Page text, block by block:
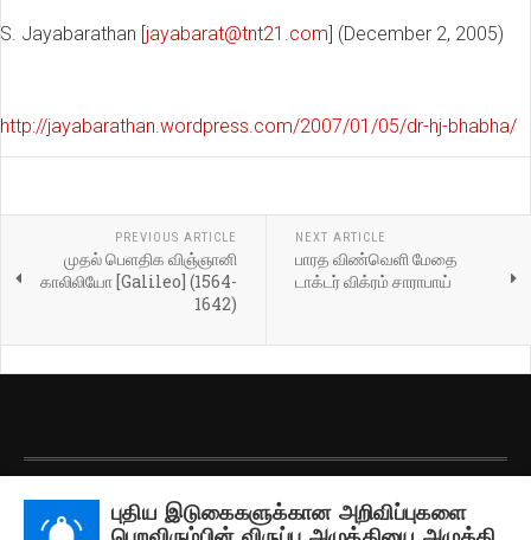
S. Jayabarathan [jayabarat@tnt21.com] (December 2, 2005)
http://jayabarathan.wordpress.com/2007/01/05/dr-hj-bhabha/
PREVIOUS ARTICLE
முதல் பெளதிக விஞ்ஞானி
காலிலியோ [Galileo] (1564-
1642)
NEXT ARTICLE
பாரத விண்வெளி மேதை
டாக்டர் விக்ரம் சாராபாய்
பதிப்புரிமை © 2026 தமிழரங்கம். அனைத்து உரிமைகளும் கையிருப்பில் கொண்டது.
Designed by
JoomlArt.com.
புதிய இடுகைகளுக்கான அறிவிப்புகளை